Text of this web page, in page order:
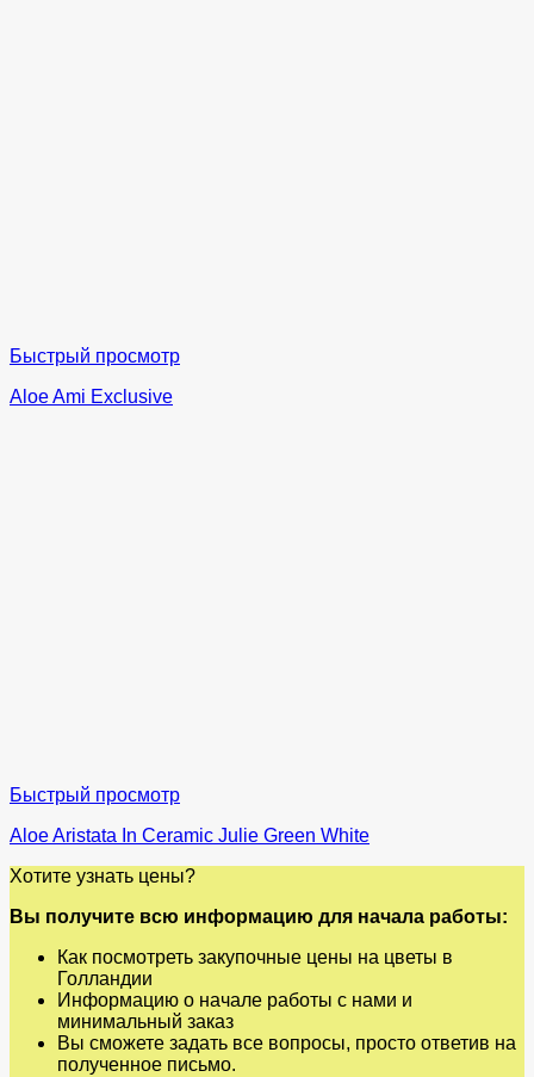
Быстрый просмотр
Aloe Ami Exclusive
Быстрый просмотр
Aloe Aristata In Ceramic Julie Green White
Хотите узнать цены?
Вы получите всю информацию для начала работы:
Как посмотреть закупочные цены на цветы в
Голландии
Информацию о начале работы с нами и
минимальный заказ
Вы сможете задать все вопросы, просто ответив на
полученное письмо.